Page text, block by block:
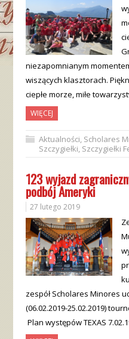
niezapomnianym
wiszących klasztorach.
ciepłe morze, miłe
WIĘCEJ
Aktualności, Scholares
Szczygiełki, Szczygiełki
123 wyjazd
podbój Ameryki
27 lutego 2019
zespół Scholares Minores
(06.02.2019-25.02.2019)
Plan występów TEXAS